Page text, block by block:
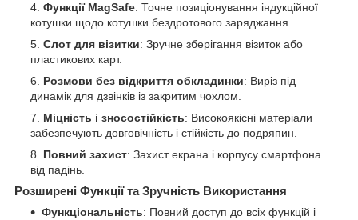
Функції MagSafe: Точне позиціонування індукційної
котушки щодо котушки бездротового заряджання.
Слот для візитки: Зручне зберігання візиток або
пластикових карт.
Розмови без відкриття обкладинки: Виріз під
динамік для дзвінків із закритим чохлом.
Міцність і зносостійкість: Високоякісні матеріали
забезпечують довговічність і стійкість до подряпин.
Повний захист: Захист екрана і корпусу смартфона
від падінь.
Розширені Функції та Зручність Використання
Функціональність: Повний доступ до всіх функцій і